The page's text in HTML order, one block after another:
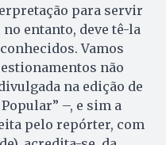
para servir
no entanto, deve tê-la
Vamos
não
na edição de
–, e sim a
pelo repórter, com